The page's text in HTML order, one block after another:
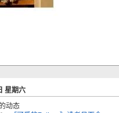
星期六
的动态